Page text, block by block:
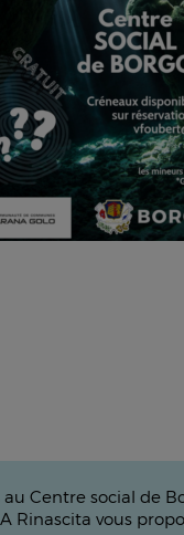
Centre social de
Rinascita vous